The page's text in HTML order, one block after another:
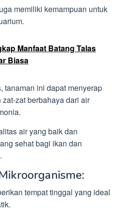
memiliki kemampuan untuk
Manfaat Batang Talas
Biasa
tanaman ini dapat menyerap
zat berbahaya dari air
air yang baik dan
sehat bagi ikan dan
tempat tinggal yang ideal